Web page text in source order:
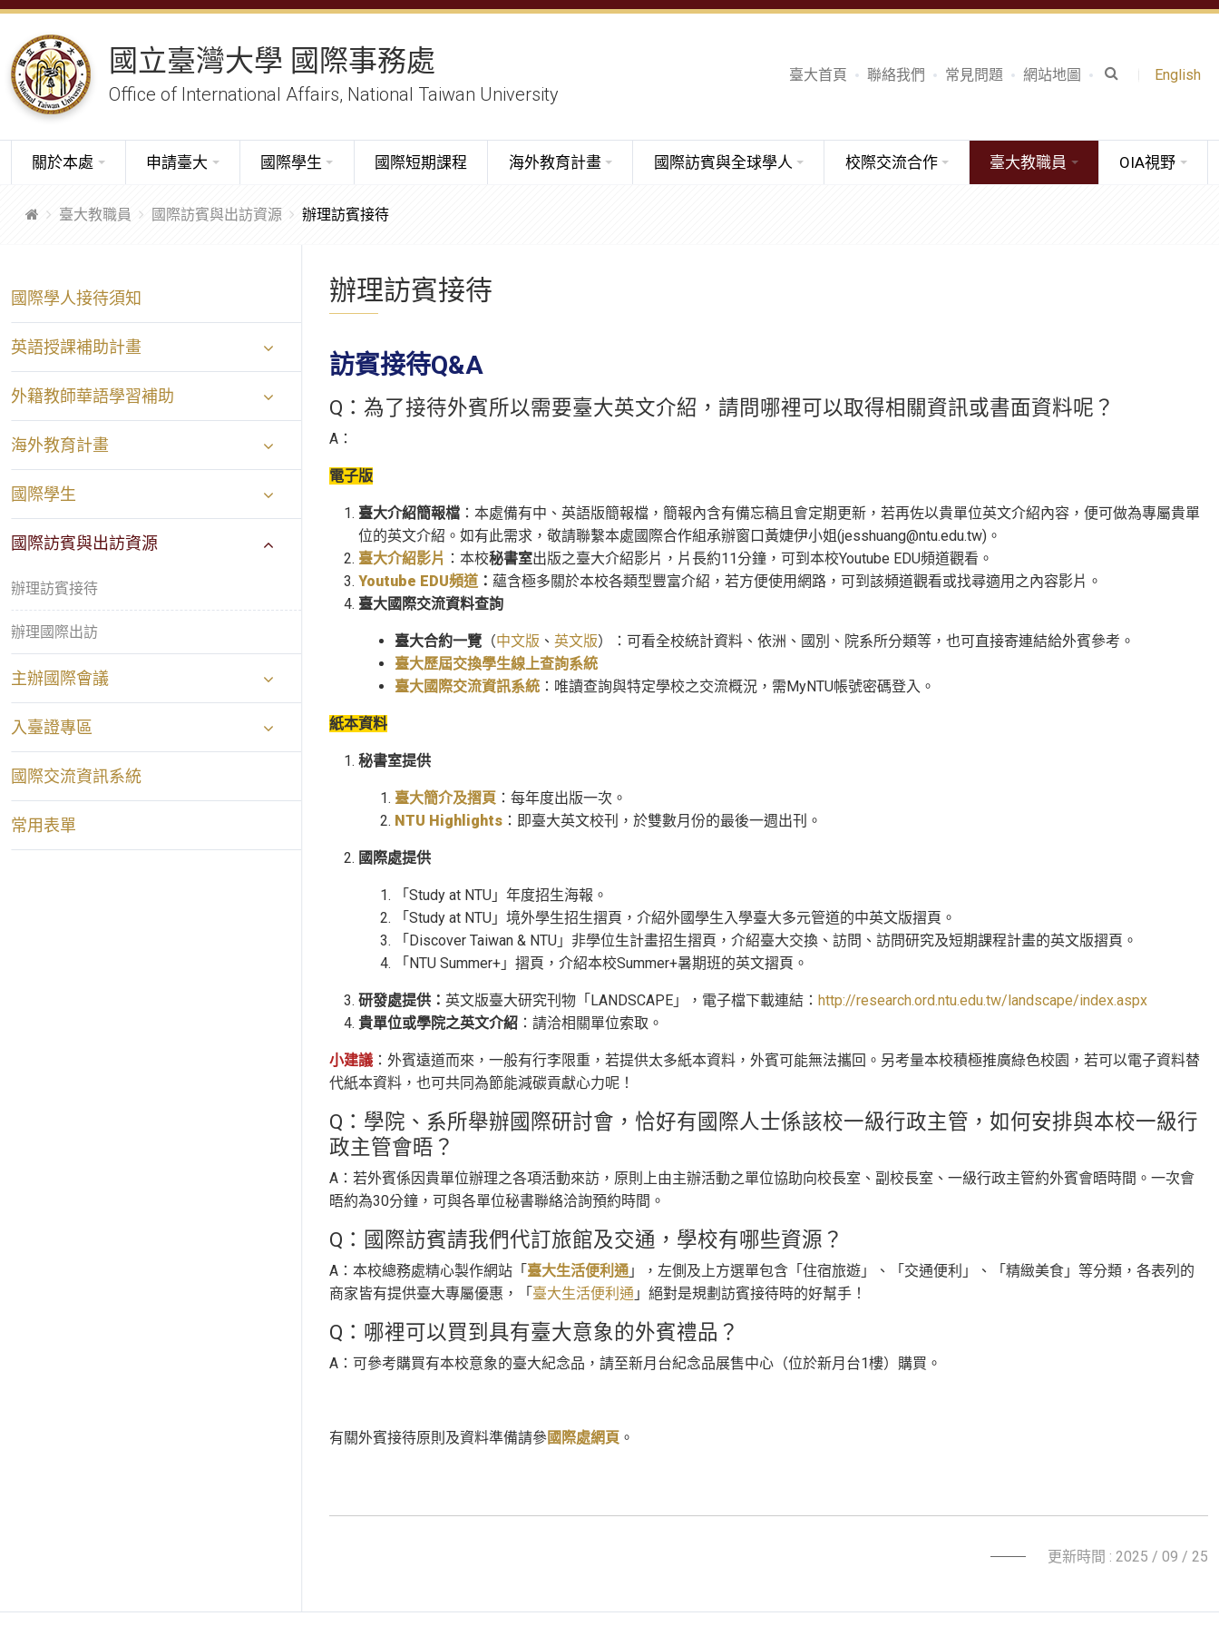
國立臺灣大學 國際事務處
Office of International Affairs, National Taiwan University
臺大首頁 聯絡我們 常見問題 網站地圖 English
關於本處 申請臺大 國際學生 國際短期課程 海外教育計畫 國際訪賓與全球學人 校際交流合作 臺大教職員 OIA視野
臺大教職員 國際訪賓與出訪資源 辦理訪賓接待
國際學人接待須知
英語授課補助計畫
外籍教師華語學習補助
海外教育計畫
國際學生
國際訪賓與出訪資源
辦理訪賓接待
辦理國際出訪
主辦國際會議
入臺證專區
國際交流資訊系統
常用表單
辦理訪賓接待
訪賓接待Q&A
Q：為了接待外賓所以需要臺大英文介紹，請問哪裡可以取得相關資訊或書面資料呢？
A：
電子版
臺大介紹簡報檔：本處備有中、英語版簡報檔，簡報內含有備忘稿且會定期更新，若再佐以貴單位英文介紹內容，便可做為專屬貴單
位的英文介紹。如有此需求，敬請聯繫本處國際合作組承辦窗口黃婕伊小姐(jesshuang@ntu.edu.tw)。
臺大介紹影片 ：本校秘書室出版之臺大介紹影片，片長約11分鐘，可到本校Youtube EDU頻道觀看。
Youtube EDU頻道： 蘊含極多關於本校各類型豐富介紹，若方便使用網路，可到該頻道觀看或找尋適用之內容影片。
臺大國際交流資料查詢
臺大合約一覽（中文版 、 英文版）：可看全校統計資料、依洲、國別、院系所分類等，也可直接寄連結給外賓參考。
臺大歷屆交換學生線上查詢系統
臺大國際交流資訊系統：唯讀查詢與特定學校之交流概況，需MyNTU帳號密碼登入。
紙本資料
秘書室提供
臺大簡介及摺頁：每年度出版一次。
NTU Highlights：即臺大英文校刊，於雙數月份的最後一週出刊。
國際處提供
「Study at NTU」年度招生海報。
「Study at NTU」境外學生招生摺頁，介紹外國學生入學臺大多元管道的中英文版摺頁。
「Discover Taiwan & NTU」非學位生計畫招生摺頁，介紹臺大交換、訪問、訪問研究及短期課程計畫的英文版摺頁。
「NTU Summer+」摺頁，介紹本校Summer+暑期班的英文摺頁。
研發處提供： 英文版臺大研究刊物「LANDSCAPE」，電子檔下載連結： http://research.ord.ntu.edu.tw/landscape/index.aspx
貴單位或學院之英文介紹：請洽相關單位索取。
小建議：外賓遠道而來，一般有行李限重，若提供太多紙本資料，外賓可能無法攜回。另考量本校積極推廣綠色校園，若可以電子資料替
代紙本資料，也可共同為節能減碳貢獻心力呢！
Q：學院、系所舉辦國際研討會，恰好有國際人士係該校一級行政主管，如何安排與本校一級行
政主管會晤？
A：若外賓係因貴單位辦理之各項活動來訪，原則上由主辦活動之單位協助向校長室、副校長室、一級行政主管約外賓會晤時間。一次會
晤約為30分鐘，可與各單位秘書聯絡洽詢預約時間。
Q：國際訪賓請我們代訂旅館及交通，學校有哪些資源？
A：本校總務處精心製作網站「 臺大生活便利通」，左側及上方選單包含「住宿旅遊」、「交通便利」、「精緻美食」等分類，各表列的
商家皆有提供臺大專屬優惠，「 臺大生活便利通 」絕對是規劃訪賓接待時的好幫手！
Q：哪裡可以買到具有臺大意象的外賓禮品？
A：可參考購買有本校意象的臺大紀念品，請至新月台紀念品展售中心（位於新月台1樓）購買。
有關外賓接待原則及資料準備請參國際處網頁。
更新時間 : 2025 / 09 / 25